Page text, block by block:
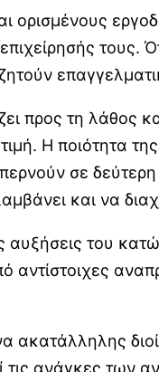
ορισμένους
προς τη λάθος
Η ποιότητα
σε δεύτερη
και να
αυξήσεις του
αντίστοιχες
τις ανάγκες των